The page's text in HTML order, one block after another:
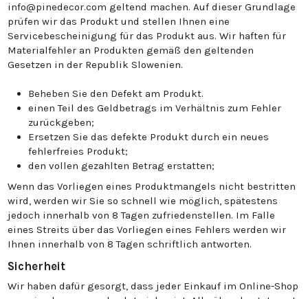
info@pinedecor.com geltend machen. Auf dieser Grundlage
prüfen wir das Produkt und stellen Ihnen eine
Servicebescheinigung für das Produkt aus. Wir haften für
Materialfehler an Produkten gemäß den geltenden
Gesetzen in der Republik Slowenien.
Beheben Sie den Defekt am Produkt.
einen Teil des Geldbetrags im Verhältnis zum Fehler
zurückgeben;
Ersetzen Sie das defekte Produkt durch ein neues
fehlerfreies Produkt;
den vollen gezahlten Betrag erstatten;
Wenn das Vorliegen eines Produktmangels nicht bestritten
wird, werden wir Sie so schnell wie möglich, spätestens
jedoch innerhalb von 8 Tagen zufriedenstellen. Im Falle
eines Streits über das Vorliegen eines Fehlers werden wir
Ihnen innerhalb von 8 Tagen schriftlich antworten.
Sicherheit
Wir haben dafür gesorgt, dass jeder Einkauf im Online-Shop